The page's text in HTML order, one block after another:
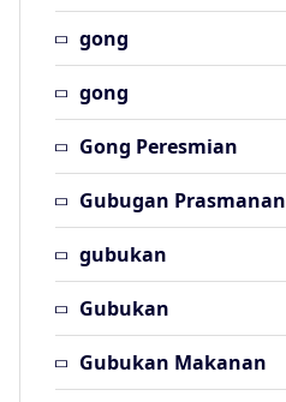
gong
gong
Gong Peresmian
Gubugan Prasmanan
gubukan
Gubukan
Gubukan Makanan